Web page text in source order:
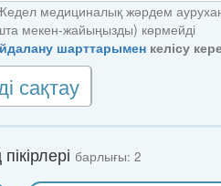
Жедел медициналық жәрдем
мекен-жайыңызды) көрмейді
шарттарымен келісу
сақтау
барлығы: 2